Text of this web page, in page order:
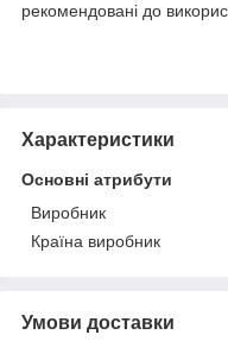
рекомендовані до
Характеристики
Основні атрибути
Виробник
Країна виробник
Умови доставки